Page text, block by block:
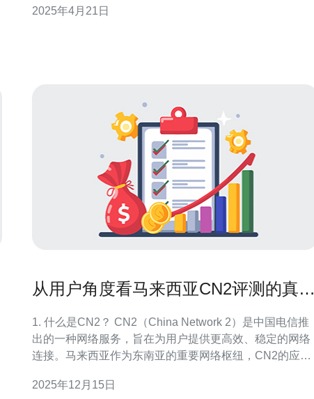
宽。 马来西亚CN2网络相对于传统网络有以下优势： 更低
2025年4月21日
从用户角度看马来西亚CN2评测的真实
1. 什么是CN2？ CN2（China Network 2）是中国电信推
出的一种网络服务，旨在为用户提供更高效、稳定的网络
连接。马来西亚作为东南亚的重要网络枢纽，CN2的应用
步。 2. 选择合适的测试工具 在进行CN2评测之前，首先需
2025年12月15日